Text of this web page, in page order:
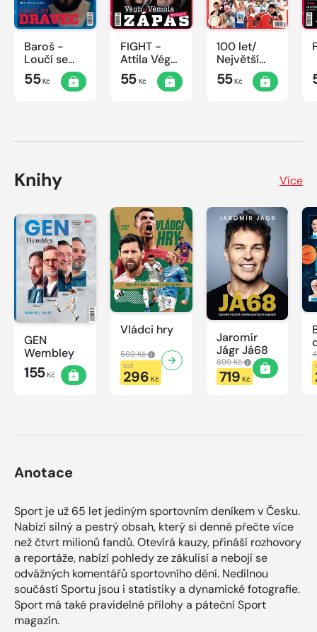
Baroš -
Loučí se
dravec
55Kč
FIGHT -
Attila Végh
vs. Karlos
Vémola
55Kč
100 let/
Největší
okamžiky
českého
55Kč
Knihy Více
GEN
Wembley
155Kč
Vládci hry
599 Kč
od
296 Kč
Jaromír
Jágr Já68
899 Kč
719 Kč
Anotace
Sport je už 65 let jediným sportovním deníkem v Česku.
Nabízí silný a pestrý obsah, který si denně přečte více
než čtvrt milionů fandů. Otevírá kauzy, přináší rozhovory
a reportáže, nabízí pohledy ze zákulisí a nebojí se
odvážných komentářů sportovního dění. Nedílnou
součástí Sportu jsou i statistiky a dynamické fotografie.
Sport má také pravidelné přílohy a páteční Sport
magazín.